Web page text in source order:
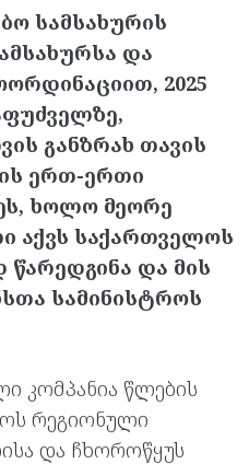
სამსახურის
და
2025
განზრახ თავის
ერთ-ერთი
ხოლო მეორე
აქვს საქართველოს
და მის
სამინისტროს
კომპანია წლების
რეგიონული
და ჩხოროწყუს